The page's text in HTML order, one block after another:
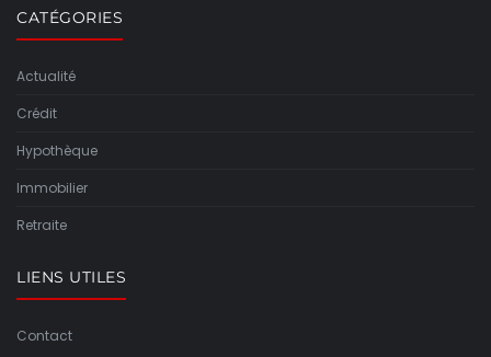
CATÉGORIES
Actualité
Crédit
Hypothèque
Immobilier
Retraite
LIENS UTILES
Contact